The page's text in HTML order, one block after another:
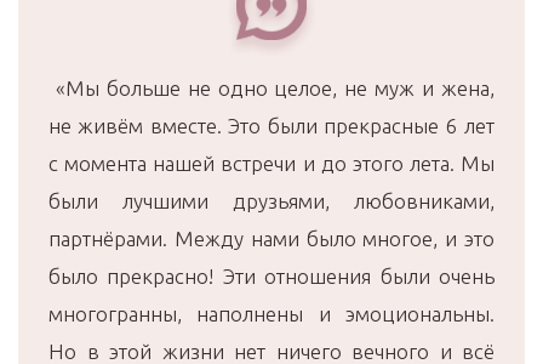
«Мы больше не одно целое, не муж и жена,
не живём вместе. Это были прекрасные 6 лет
с момента нашей встречи и до этого лета. Мы
были лучшими друзьями, любовниками,
партнёрами. Между нами было многое, и это
было прекрасно! Эти отношения были очень
многогранны, наполнены и эмоциональны.
Но в этой жизни нет ничего вечного и всё